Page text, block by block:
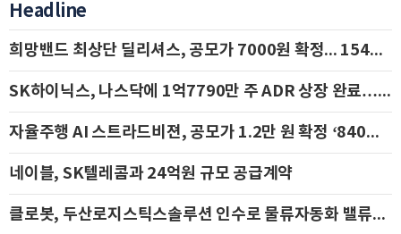
Headline
희망밴드 최상단 딜리셔스, 공모가 7000원 확정... 154억 규모 IPO 돌입
SK하이닉스, 나스닥에 1억7790만 주 ADR 상장 완료…29일 국내 추가 상장
자율주행 AI 스트라드비젼, 공모가 1.2만 원 확정 ‘840억 수혈’
네이블, SK텔레콤과 24억원 규모 공급계약
클로봇, 두산로지스틱스솔루션 인수로 물류자동화 밸류체인 확장 추진 - IBK투자증권